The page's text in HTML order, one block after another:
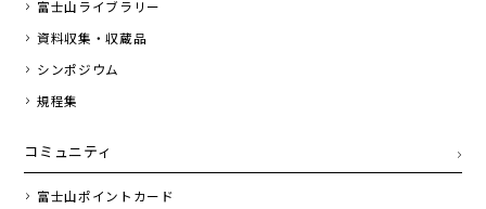
富士山ライブラリー
資料収集・収蔵品
シンポジウム
規程集
コミュニティ
富士山ポイントカード